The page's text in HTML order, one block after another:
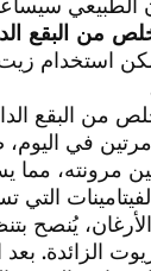
من البقع
استخدام
من البقع
في
مما
التي
الأرغان،
الزائدة.